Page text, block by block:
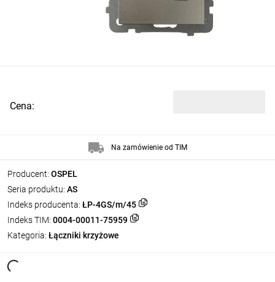
Producent: OSPEL
Seria produktu: AS
Indeks producenta: ŁP-4GS/m/45
Indeks TIM: 0004-00011-75959
Kategoria: Łączniki krzyżowe
Cena:
Na zamówienie od TIM